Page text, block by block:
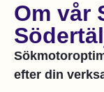
Om vår
efter din